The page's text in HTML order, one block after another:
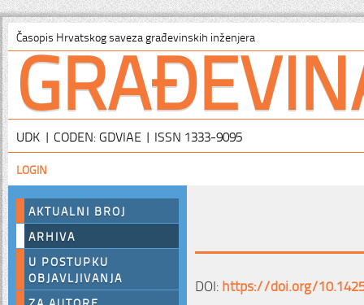
Časopis Hrvatskog saveza građevinskih inženjera
UDK | CODEN: GDVIAE | ISSN 1333-9095
LOGIN
AKTUALNI BROJ
ARHIVA
U POSTUPKU
OBJAVLJIVANJA
DOI:https://doi.org/